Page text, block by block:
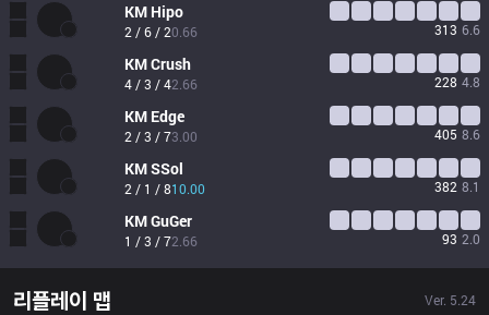
KM Hipo
2 / 6 / 20.66 313 6.6
KMCrush
4 / 3 / 42.66 228 4.8
KM Edge
2 / 3 / 73.00 405 8.6
KMSSol
2 / 1 / 810.00 382 8.1
KMGuGer
1 / 3 / 72.66 93 2.0
리플레이 맵 Ver. 5.24